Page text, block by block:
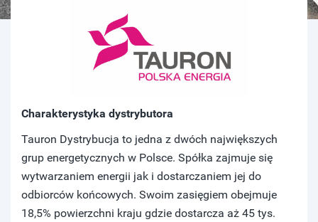
Charakterystyka dystrybutora
Tauron Dystrybucja to jedna z dwóch największych
grup energetycznych w Polsce. Spółka zajmuje się
wytwarzaniem energii jak i dostarczaniem jej do
odbiorców końcowych. Swoim zasięgiem obejmuje
18,5% powierzchni kraju gdzie dostarcza aż 45 tys.